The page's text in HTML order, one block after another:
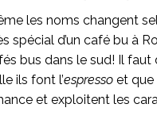
les noms changent
spécial d’un café bu à
bus dans le sud! Il faut
ils font l’espresso et que
et exploitent les